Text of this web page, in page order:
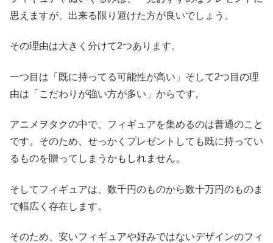
思えますが、出来る限り避けた方が良いでしょう。
その理由は大きく分けて2つあります。
一つ目は「既に持ってる可能性が高い」そして2つ目の理
由は「こだわりが強い方が多い」からです。
アニメヲタクの中で、フィギュアを集めるのは普通のこと
です。そのため、せっかくプレゼントしても既に持ってい
るものを贈ってしまうかもしれません。
そしてフィギュアは、数千円のものから数十万円のものま
で幅広く存在します。
そのため、安いフィギュアや好みではないデザインのフィ